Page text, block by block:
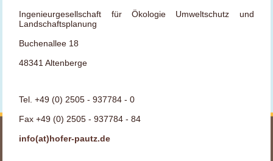
Ingenieurgesellschaft für Ökologie Umweltschutz und
Landschaftsplanung
Buchenallee 18
48341 Altenberge
Tel. +49 (0) 2505 - 937784 - 0
Fax +49 (0) 2505 - 937784 - 84
info(at)hofer-pautz.de